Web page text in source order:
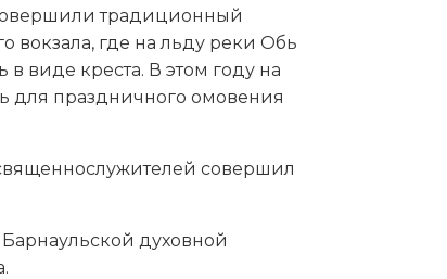
традиционный
вокзала, где на льду реки Обь
виде креста. В этом году на
для праздничного омовения
совершил
духовной